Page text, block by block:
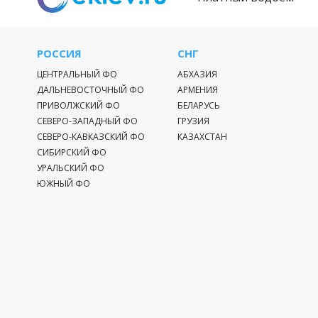
РОССИЯ
ЦЕНТРАЛЬНЫЙ ФО
ДАЛЬНЕВОСТОЧНЫЙ ФО
ПРИВОЛЖСКИЙ ФО
СЕВЕРО-ЗАПАДНЫЙ ФО
СЕВЕРО-КАВКАЗСКИЙ ФО
СИБИРСКИЙ ФО
УРАЛЬСКИЙ ФО
ЮЖНЫЙ ФО
СНГ
АБХАЗИЯ
АРМЕНИЯ
БЕЛАРУСЬ
ГРУЗИЯ
КАЗАХСТАН